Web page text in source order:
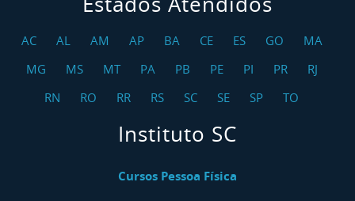
AC AL AM AP BA CE ES GO
MA
MG
MS MT PA PB PE PI PR
RJ
RN
RO RR RS SC SE SP TO
Instituto SC
Cursos Pessoa Física